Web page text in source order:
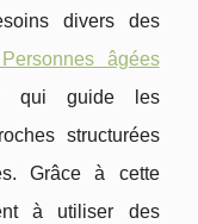
divers des
âgées
qui guide les
structurées
Grâce à cette
à utiliser des